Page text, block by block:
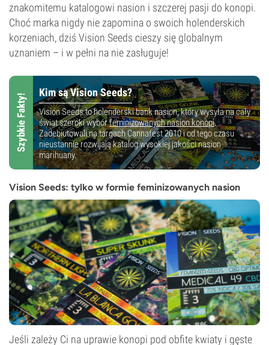
znakomitemu katalogowi nasion i szczerej pasji do konopi.
Choć marka nigdy nie zapomina o swoich holenderskich
korzeniach, dziś Vision Seeds cieszy się globalnym
uznaniem – i w pełni na nie zasługuje!
Szybkie Fakty!
Kim są Vision Seeds?
Vision Seeds to holenderski bank nasion, który wysyła na cały
świat szeroki wybórfeminizowanych nasion konopi.
Zadebiutowali na targach Cannafest 2010 i od tego czasu
nieustannie rozwijają katalog wysokiej jakości nasion
marihuany.
Vision Seeds: tylko w formie feminizowanych nasion
Jeśli zależy Ci na uprawie konopi pod obfite kwiaty i gęste